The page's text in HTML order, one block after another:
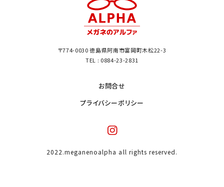
〒774-0030 徳島県阿南市富岡町木松22-3
TEL : 0884-23-2831
お問合せ
プライバシーポリシー
2022.meganenoalpha all rights reserved.